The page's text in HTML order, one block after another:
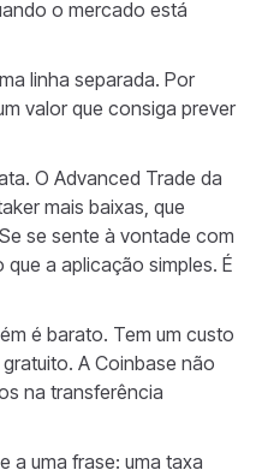
o mercado está
linha separada. Por
valor que consiga prever
O Advanced Trade da
mais baixas, que
se sente à vontade com
a aplicação simples. É
é barato. Tem um custo
A Coinbase não
na transferência
a uma frase: uma taxa